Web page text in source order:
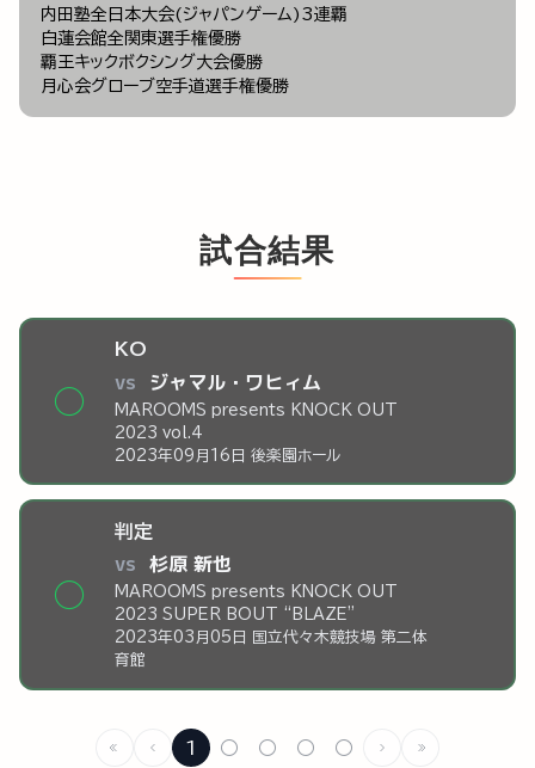
内田塾全日本大会(ジャパンゲーム)3連覇
白蓮会館全関東選手権優勝
覇王キックボクシング大会優勝
月心会グローブ空手道選手権優勝
試合結果
◯
KO
vs ジャマル・ワヒィム
MAROOMS presents KNOCK OUT
2023 vol.4
2023年09月16日 後楽園ホール
◯
判定
vs 杉原 新也
MAROOMS presents KNOCK OUT
2023 SUPER BOUT “BLAZE”
2023年03月05日 国立代々木競技場 第二体
育館
1 ○ ○ ○ ○